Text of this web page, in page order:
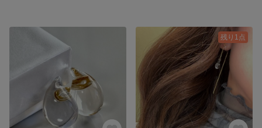
残り1点